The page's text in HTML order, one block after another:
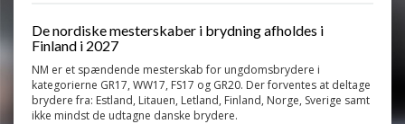
De nordiske mesterskaber i brydning afholdes i
Finland i 2027
NM er et spændende mesterskab for ungdomsbrydere i
kategorierne GR17, WW17, FS17 og GR20. Der forventes at deltage
brydere fra: Estland, Litauen, Letland, Finland, Norge, Sverige samt
ikke mindst de udtagne danske brydere.